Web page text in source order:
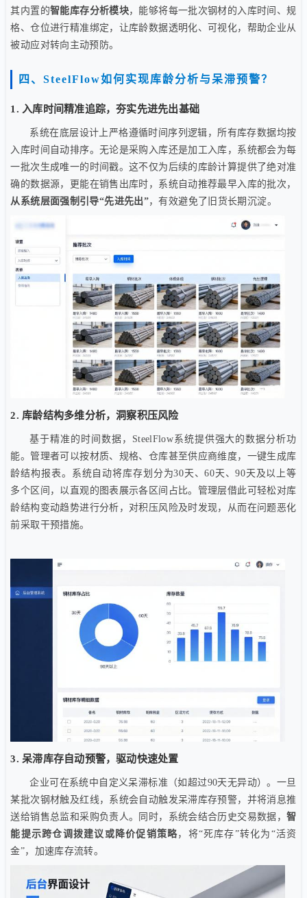
其内置的智能库存分析模块，能够将每一批次钢材的入库时间、规
格、仓位进行精准绑定，让库龄数据透明化、可视化，帮助企业从
被动应对转向主动预防。
四、SteelFlow如何实现库龄分析与呆滞预警？
1. 入库时间精准追踪，夯实先进先出基础
系统在底层设计上严格遵循时间序列逻辑，所有库存数据均按
入库时间自动排序。无论是采购入库还是加工入库，系统都会为每
一批次生成唯一的时间戳。这不仅为后续的库龄计算提供了绝对准
确的数据源，更能在销售出库时，系统自动推荐最早入库的批次，
从系统层面强制引导“先进先出”，有效避免了旧货长期沉淀。
2. 库龄结构多维分析，洞察积压风险
基于精准的时间数据，SteelFlow系统提供强大的数据分析功
能。管理者可以按材质、规格、仓库甚至供应商维度，一键生成库
龄结构报表。系统自动将库存划分为30天、60天、90天及以上等
多个区间，以直观的图表展示各区间占比。管理层借此可轻松对库
龄结构变动趋势进行分析，对积压风险及时发现，从而在问题恶化
前采取干预措施。
3. 呆滞库存自动预警，驱动快速处置
企业可在系统中自定义呆滞标准（如超过90天无异动）。一旦
某批次钢材触及红线，系统会自动触发呆滞库存预警，并将消息推
送给销售总监和采购负责人。同时，系统会结合历史交易数据，智
能提示跨仓调拨建议或降价促销策略，将“死库存”转化为“活资
金”，加速库存流转。